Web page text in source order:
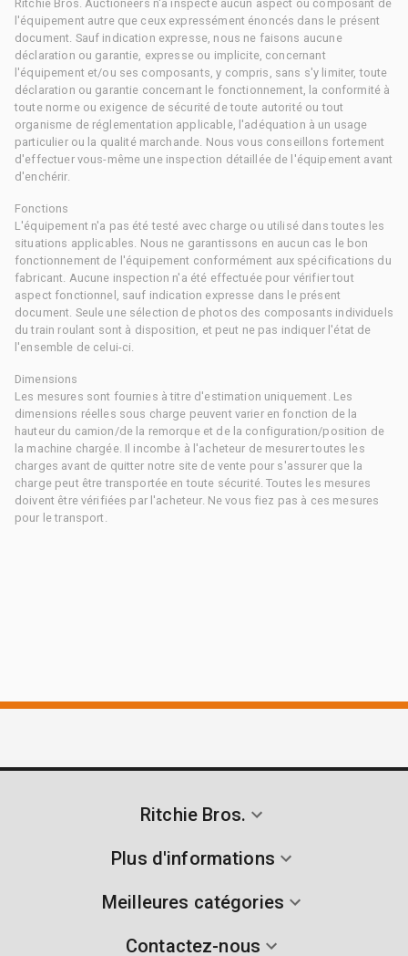
Ritchie Bros. Auctioneers n'a inspecté aucun aspect ou composant de
l'équipement autre que ceux expressément énoncés dans le présent
document. Sauf indication expresse, nous ne faisons aucune
déclaration ou garantie, expresse ou implicite, concernant
l'équipement et/ou ses composants, y compris, sans s'y limiter, toute
déclaration ou garantie concernant le fonctionnement, la conformité à
toute norme ou exigence de sécurité de toute autorité ou tout
organisme de réglementation applicable, l'adéquation à un usage
particulier ou la qualité marchande. Nous vous conseillons fortement
d'effectuer vous-même une inspection détaillée de l'équipement avant
d'enchérir.
Fonctions
L'équipement n'a pas été testé avec charge ou utilisé dans toutes les
situations applicables. Nous ne garantissons en aucun cas le bon
fonctionnement de l'équipement conformément aux spécifications du
fabricant. Aucune inspection n'a été effectuée pour vérifier tout
aspect fonctionnel, sauf indication expresse dans le présent
document. Seule une sélection de photos des composants individuels
du train roulant sont à disposition, et peut ne pas indiquer l'état de
l'ensemble de celui-ci.
Dimensions
Les mesures sont fournies à titre d'estimation uniquement. Les
dimensions réelles sous charge peuvent varier en fonction de la
hauteur du camion/de la remorque et de la configuration/position de
la machine chargée. Il incombe à l'acheteur de mesurer toutes les
charges avant de quitter notre site de vente pour s'assurer que la
charge peut être transportée en toute sécurité. Toutes les mesures
doivent être vérifiées par l'acheteur. Ne vous fiez pas à ces mesures
pour le transport.
Ritchie Bros.
Plus d'informations
Meilleures catégories
Contactez-nous